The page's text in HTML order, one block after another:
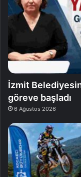
İzmit
göreve başladı
6 Ağustos 2026